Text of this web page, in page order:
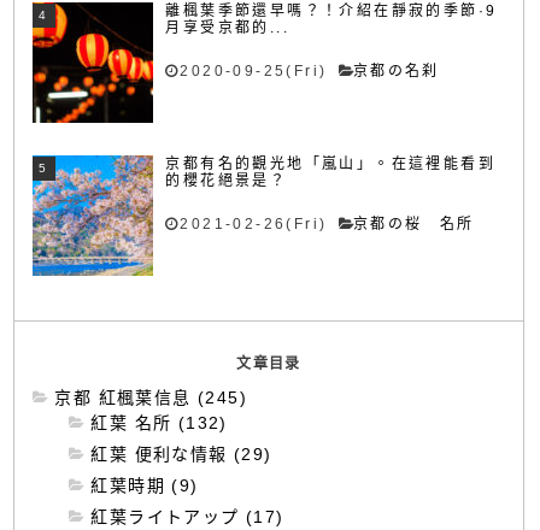
離楓葉季節還早嗎？！介紹在靜寂的季節·9
月享受京都的...
2020-09-25(Fri) 京都の名刹
京都有名的觀光地「嵐山」。在這裡能看到
的櫻花絕景是？
2021-02-26(Fri) 京都の桜 名所
文章目录
京都 紅楓葉信息 (245)
紅葉 名所 (132)
紅葉 便利な情報 (29)
紅葉時期 (9)
紅葉ライトアップ (17)